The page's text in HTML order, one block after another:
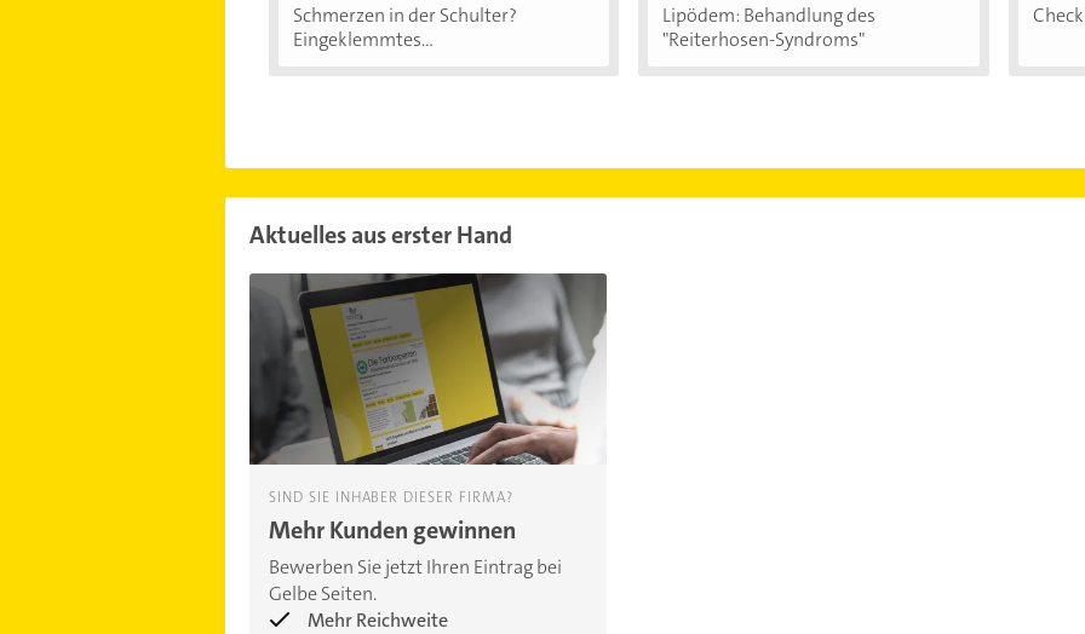
Schmerzen in der Schulter?
Eingeklemmtes...
Lipödem: Behandlung des
"Reiterhosen-Syndroms"
Aktuelles aus erster Hand
SIND SIE INHABER DIESER FIRMA?
Mehr Kunden gewinnen
Bewerben Sie jetzt Ihren Eintrag bei
Gelbe Seiten.
Mehr Reichweite